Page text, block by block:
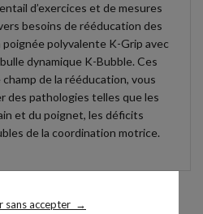
sans accepter →
d’exercices et de mesures
besoins de rééducation des
polyvalente K-Grip avec
dynamique K-Bubble. Ces
de la rééducation, vous
des pathologies telles que les
et du poignet, les déficits
de la coordination motrice.